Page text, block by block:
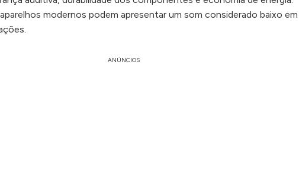
modernos podem apresentar um som considerado baixo em
ANÚNCIOS